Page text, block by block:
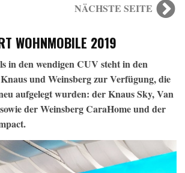
NÄCHSTE SEITE
WOHNMOBILE 2019
in den wendigen CUV steht in den
und Weinsberg zur Verfügung, die
aufgelegt wurden: der Knaus Sky, Van
der Weinsberg CaraHome und der